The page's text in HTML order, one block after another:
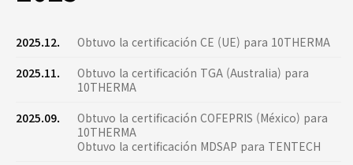
2025.12.
Obtuvo la certificación CE (UE) para 10THERMA
2025.11.
Obtuvo la certificación TGA (Australia) para
10THERMA
2025.09.
Obtuvo la certificación COFEPRIS (México) para
10THERMA
Obtuvo la certificación MDSAP para TENTECH